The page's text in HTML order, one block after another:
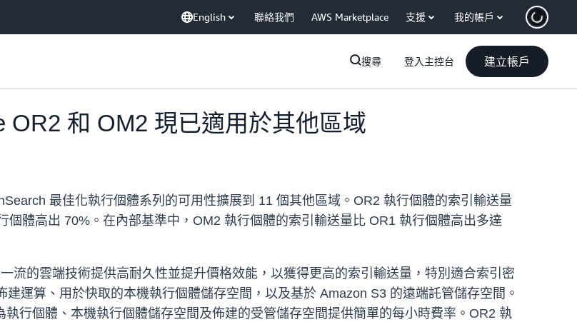
English 聯絡我們 AWS Marketplace 支援 我的帳戶
搜尋 登入主控台 建立帳戶
OR2 和 OM2 現已適用於其他區域
最佳化執行個體系列的可用性擴展到 11 個其他區域。OR2 執行個體的索引輸送量
個體高出 70%。在內部基準中，OM2 執行個體的索引輸送量比 OR1 執行個體高出多達
流的雲端技術提供高耐久性並提升價格效能，以獲得更高的索引輸送量，特別適合索引密
運算、用於快取的本機執行個體儲存空間，以及基於 Amazon S3 的遠端託管儲存空間。
行個體、本機執行個體儲存空間及佈建的受管儲存空間提供簡單的每小時費率。OR2 執